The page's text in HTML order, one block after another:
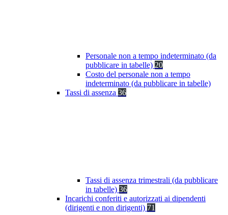
Personale non a tempo indeterminato (da
pubblicare in tabelle) 20
Costo del personale non a tempo
indeterminato (da pubblicare in tabelle)
Tassi di assenza 36
Tassi di assenza trimestrali (da pubblicare
in tabelle) 36
Incarichi conferiti e autorizzati ai dipendenti
(dirigenti e non dirigenti) 71